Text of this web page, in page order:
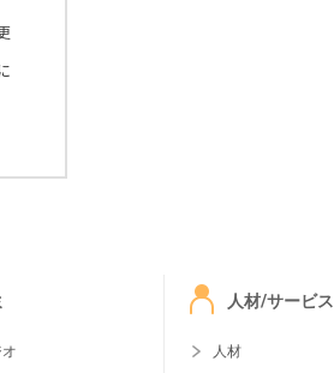
人材/サービス
人材